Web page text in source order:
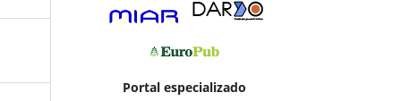
Portal especializado